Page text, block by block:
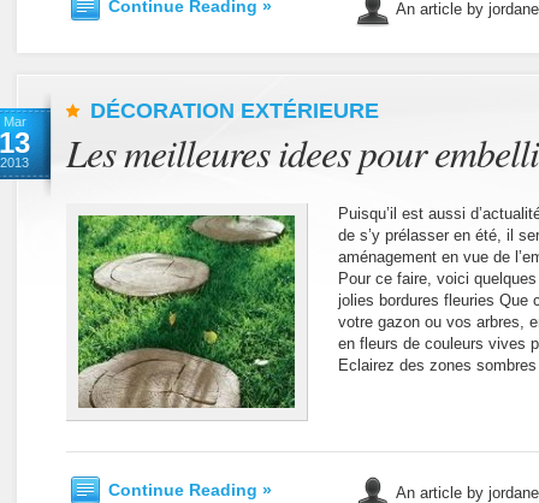
Continue Reading » An article by
Mar
13
2013
DÉCORATION EXTÉRIEURE
Les meilleures idees pour
Puisqu’il est aussi
de s’y prélasser en été, il
aménagement en vue de
Pour ce faire, voici
jolies bordures fleuries
votre gazon ou vos arbres,
en fleurs de couleurs vives
Eclairez des zones
Continue Reading » An article by